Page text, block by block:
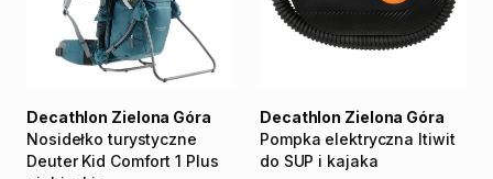
Nosidełko turystyczne
Deuter Kid Comfort 1 Plus
Decathlon Zielona Góra
Pompka elektryczna Itiwit
do SUP i kajaka
Decathlon Zielona Góra